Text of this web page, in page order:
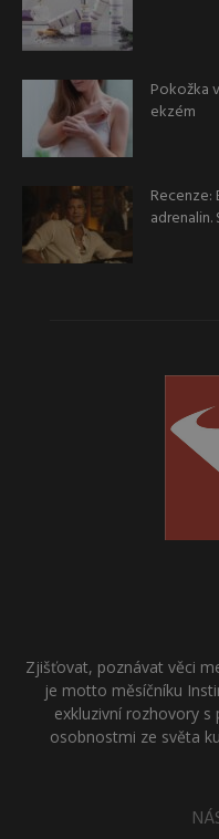
Pokožka
ekzém
adrenalin.
Zjišťovat, poznávat věci
je motto měsíčníku
exkluzivní rozhovory s
osobnostmi ze světa